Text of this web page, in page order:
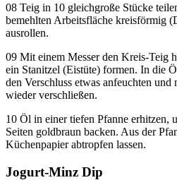
08 Teig in 10 gleichgroße Stücke
bemehlten Arbeitsfläche kreisförmig
ausrollen.
09 Mit einem Messer den Kreis-Teig
ein Stanitzel (Eistüte) formen. In die
den Verschluss etwas anfeuchten
wieder verschließen.
10 Öl in einer tiefen Pfanne erhitzen,
Seiten goldbraun backen. Aus der
Küchenpapier abtropfen lassen.
Jogurt-Minz Dip